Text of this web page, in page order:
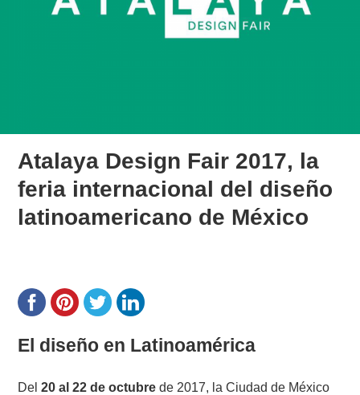
Atalaya Design Fair 2017, la
feria internacional del diseño
latinoamericano de México
El diseño en Latinoamérica
Del20 al 22 de octubre de 2017, la Ciudad de México